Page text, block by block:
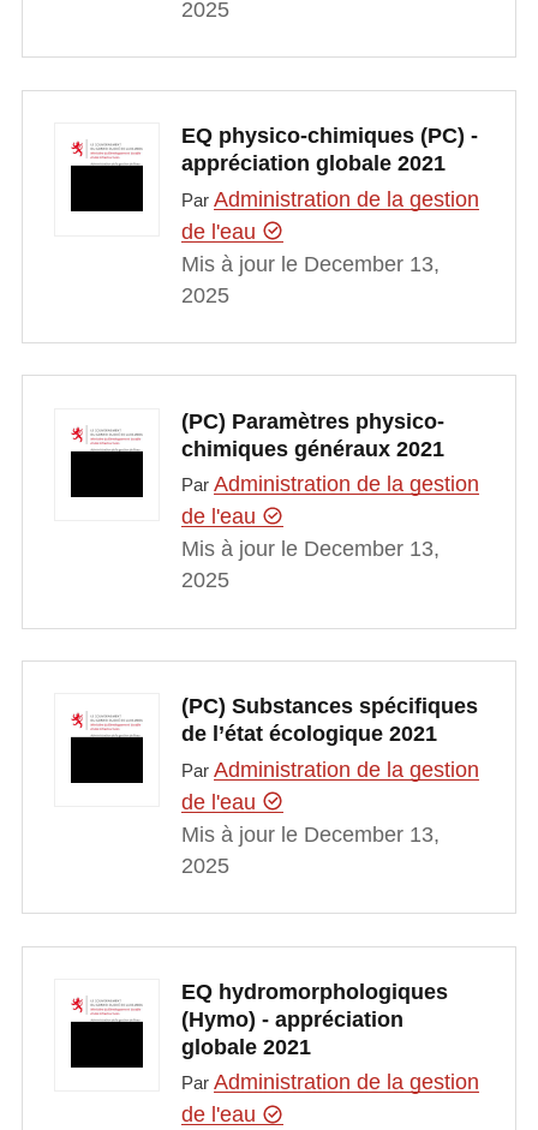
2025
EQ physico-chimiques (PC) -
appréciation globale 2021
Par Administration de la gestion
de l'eau
Mis à jour le December 13,
2025
(PC) Paramètres physico-
chimiques généraux 2021
Par Administration de la gestion
de l'eau
Mis à jour le December 13,
2025
(PC) Substances spécifiques
de l’état écologique 2021
Par Administration de la gestion
de l'eau
Mis à jour le December 13,
2025
EQ hydromorphologiques
(Hymo) - appréciation
globale 2021
Par Administration de la gestion
de l'eau